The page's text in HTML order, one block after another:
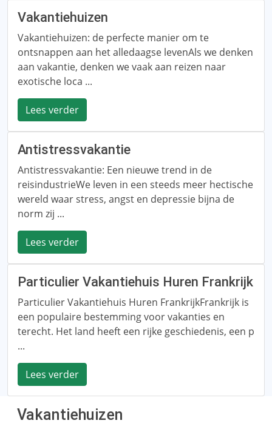
Vakantiehuizen
Vakantiehuizen: de perfecte manier om te
ontsnappen aan het alledaagse levenAls we denken
aan vakantie, denken we vaak aan reizen naar
exotische loca ...
Lees verder
Antistressvakantie
Antistressvakantie: Een nieuwe trend in de
reisindustrieWe leven in een steeds meer hectische
wereld waar stress, angst en depressie bijna de
norm zij ...
Lees verder
Particulier Vakantiehuis Huren Frankrijk
Particulier Vakantiehuis Huren FrankrijkFrankrijk is
een populaire bestemming voor vakanties en
terecht. Het land heeft een rijke geschiedenis, een p
...
Lees verder
Vakantiehuizen